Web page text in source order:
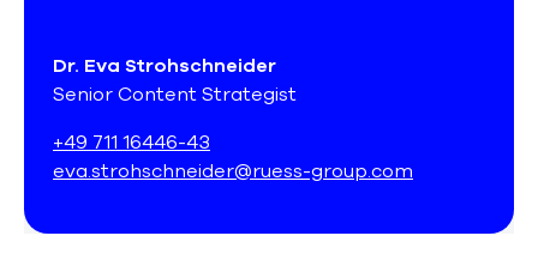
Dr. Eva Strohschneider
Senior Content Strategist
+49 711 16446-43
eva.strohschneider@ruess-group.com